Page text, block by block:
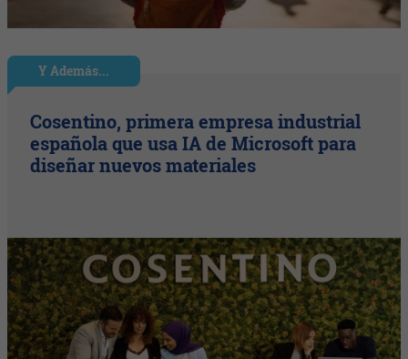
Y Además...
Cosentino, primera empresa industrial
española que usa IA de Microsoft para
diseñar nuevos materiales